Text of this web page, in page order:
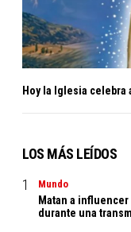
Hoy la Iglesia celebra
LOS MÁS LEÍDOS
Mundo
Matan a
durante una